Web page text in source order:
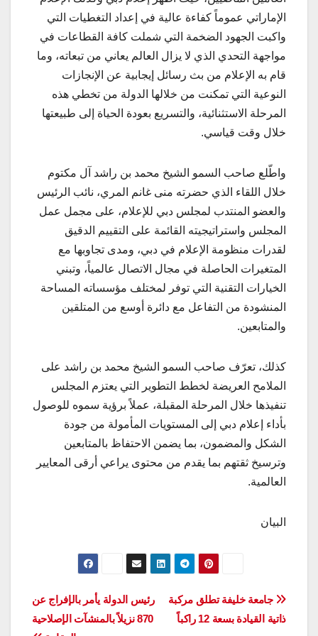
الإماراتي عموماً كفاءة عالية في إعداد التغطيات التي
واكبت الجهود الضخمة التي شملت كافة القطاعات في
مواجهة التحدي الذي لا يزال العالم يعاني من تبعاته، وما
قام به الإعلام من بث رسائل إيجابية عن الإنجازات
النوعية التي تمكنت من خلالها الدولة من تخطي هذه
المرحلة الاستثنائية، والتسريع بعودة الحياة إلى طبيعتها
خلال وقت قياسي.
واطّلع صاحب السمو الشيخ محمد بن راشد آل مكتوم
خلال اللقاء الذي حضرته منى غانم المري، نائب الرئيس
والعضو المنتدب لمجلس دبي للإعلام، على مجمل عمل
المجلس واستراتيجيته القائمة على التقييم الدقيق
لقدرات منظومة الإعلام في دبي، ومدى تجاوبها مع
المتغيرات الحاصلة في مجال الاتصال عالمياً، وتبني
الخيارات التقنية التي توفر لمختلف مؤسساته المساحة
المنشودة من التفاعل مع دائرة أوسع من المتلقين
والمتابعين.
كذلك، تعرّف صاحب السمو الشيخ محمد بن راشد على
الملامح العريضة لخطط التطوير التي يعتزم المجلس
تنفيذها خلال المرحلة المقبلة، عملاً برؤية سموه للوصول
بأداء إعلام دبي إلى المستويات المأمولة من جودة
الشكل والمضمون، بما يضمن الاحتفاظ بالمتابعين
وترسيخ ثقتهم بما يقدم من محتوى يراعي أرقى المعايير
العالمية.
البيان
تصفّح
رئيس الدولة يأمر بالإفراج عن
870 نزيلاً بالمنشآت الإصلاحية
جامعة خليفة تطلق مركبة
ذاتية القيادة بسعة 12 راكباً